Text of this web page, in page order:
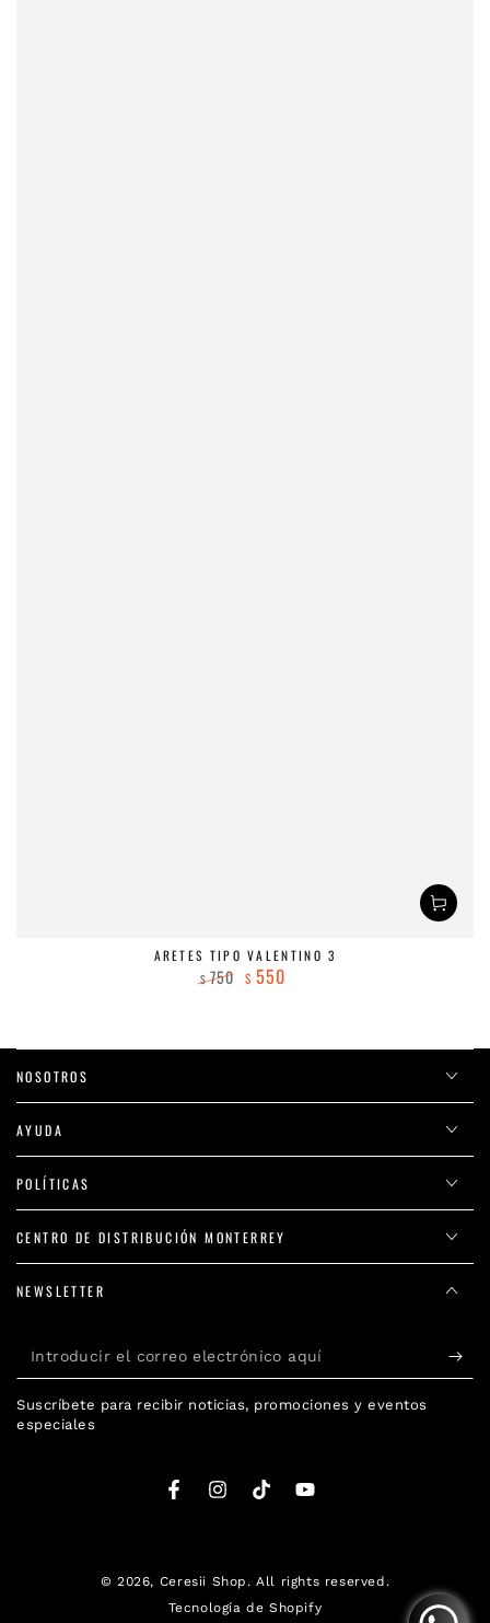
ARETES TIPO VALENTINO 3
$ 750 $ 550
NOSOTROS
AYUDA
POLÍTICAS
CENTRO DE DISTRIBUCIÓN MONTERREY
NEWSLETTER
Introducir
el
correo
Suscríbete para recibir noticias, promociones y eventos
especiales
FacebookInstagram
TikTokYouTube
© 2026, Ceresii Shop . All rights reserved.
Tecnología de Shopify